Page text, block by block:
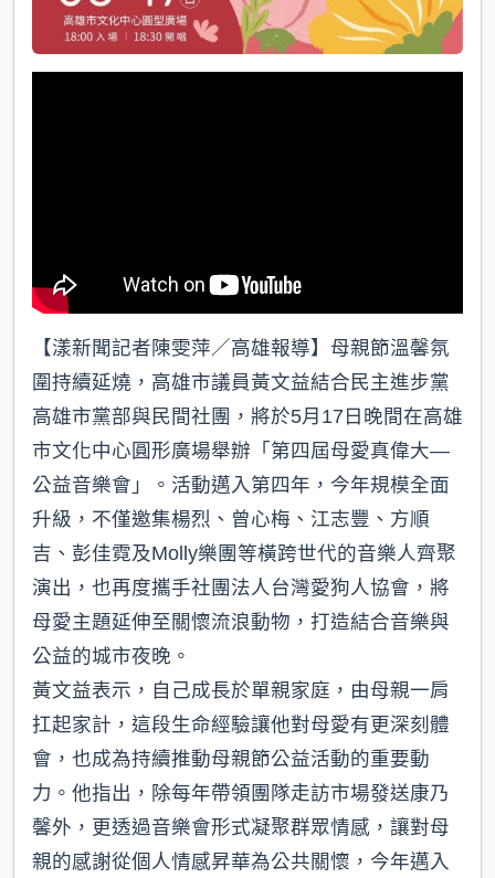
【漾新聞記者陳雯萍／高雄報導】母親節溫馨氛
圍持續延燒，高雄市議員黃文益結合民主進步黨
高雄市黨部與民間社團，將於5月17日晚間在高雄
市文化中心圓形廣場舉辦「第四屆母愛真偉大—
公益音樂會」。活動邁入第四年，今年規模全面
升級，不僅邀集楊烈、曾心梅、江志豐、方順
吉、彭佳霓及Molly樂團等橫跨世代的音樂人齊聚
演出，也再度攜手社團法人台灣愛狗人協會，將
母愛主題延伸至關懷流浪動物，打造結合音樂與
公益的城市夜晚。
黃文益表示，自己成長於單親家庭，由母親一肩
扛起家計，這段生命經驗讓他對母愛有更深刻體
會，也成為持續推動母親節公益活動的重要動
力。他指出，除每年帶領團隊走訪市場發送康乃
馨外，更透過音樂會形式凝聚群眾情感，讓對母
親的感謝從個人情感昇華為公共關懷，今年邁入